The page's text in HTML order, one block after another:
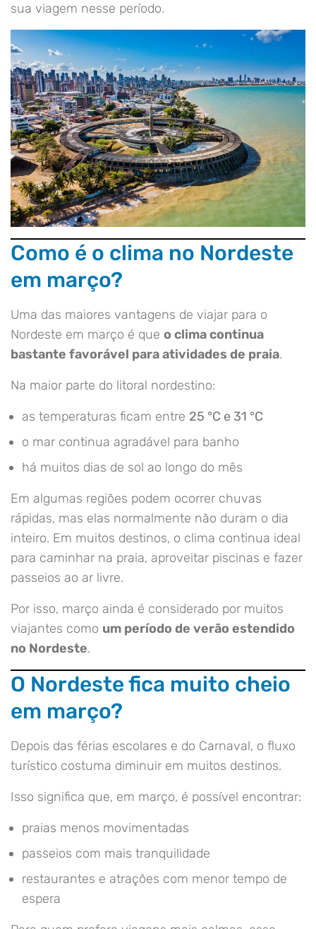
sua viagem nesse período.
Como é o clima no Nordeste
em março?
Uma das maiores vantagens de viajar para o
Nordeste em março é que o clima continua
bastante favorável para atividades de praia.
Na maior parte do litoral nordestino:
as temperaturas ficam entre 25 °C e 31 °C
o mar continua agradável para banho
há muitos dias de sol ao longo do mês
Em algumas regiões podem ocorrer chuvas
rápidas, mas elas normalmente não duram o dia
inteiro. Em muitos destinos, o clima continua ideal
para caminhar na praia, aproveitar piscinas e fazer
passeios ao ar livre.
Por isso, março ainda é considerado por muitos
viajantes como um período de verão estendido
no Nordeste.
O Nordeste fica muito cheio
em março?
Depois das férias escolares e do Carnaval, o fluxo
turístico costuma diminuir em muitos destinos.
Isso significa que, em março, é possível encontrar:
praias menos movimentadas
passeios com mais tranquilidade
restaurantes e atrações com menor tempo de
espera